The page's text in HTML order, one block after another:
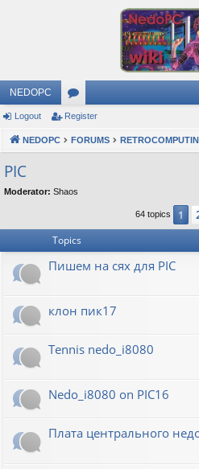
NEDOPC
or
u
s
Logout Register
NEDOPC FORUMS
PIC
Moderator: Shaos
64 topics 1
Topics
Пишем на сях для PIC
клон пик17
Tennis nedo_i8080
Nedo_i8080 on PIC16
Плата центрального